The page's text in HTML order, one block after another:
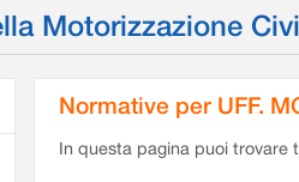
Motorizzazione
Normative per UFF.
In questa pagina puoi